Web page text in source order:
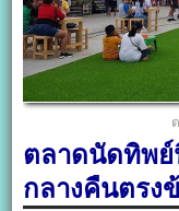
ตลาดนัดทิพ
กลางคืนตรง